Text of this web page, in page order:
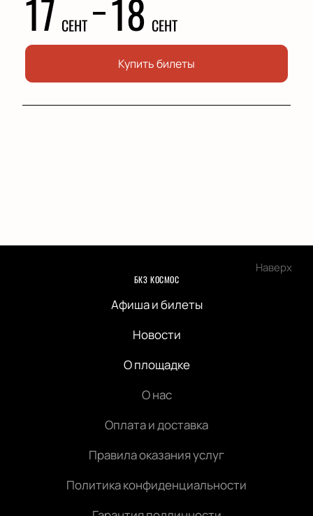
17 СЕНТ 18 СЕНТ
Купить билеты
Наверх
БКЗ КОСМОС
Афиша и билеты
Новости
О площадке
О нас
Оплата и доставка
Правила оказания услуг
Политика конфиденциальности